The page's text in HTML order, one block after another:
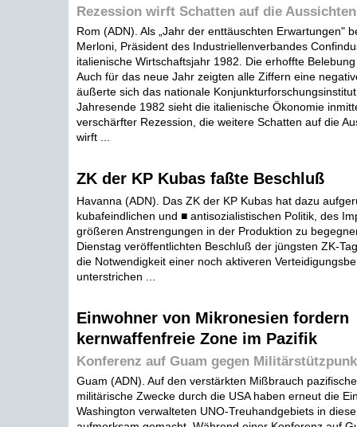
Rezession wirft Schatten auf die
Rom (ADN). Als „Jahr der enttäuschten Erwartungen"
Merloni, Präsident des Industriellenverbandes
italienische Wirtschaftsjahr 1982. Die erhoffte
Auch für das neue Jahr zeigten alle Ziffern eine
äußerte sich das nationale Konjunkturforschungsinstitut
Jahresende 1982 sieht die italienische Ökonomie
verschärfter Rezession, die weitere Schatten auf die
wirft ...
ZK der KP Kubas faßte Beschluß
Havanna (ADN). Das ZK der KP Kubas hat dazu
kubafeindlichen und ■ antisozialistischen Politik, des
größeren Anstrengungen in der Produktion zu
Dienstag veröffentlichten Beschluß der jüngsten ZK-
die Notwendigkeit einer noch aktiveren
unterstrichen ...
Einwohner von Mikronesien fordern
kernwaffenfreie Zone im Pazifik
Konferenz auf Guam gegen
Guam (ADN). Auf den verstärkten Mißbrauch
militärische Zwecke durch die USA haben erneut die
Washington verwalteten UNO-Treuhandgebiets in